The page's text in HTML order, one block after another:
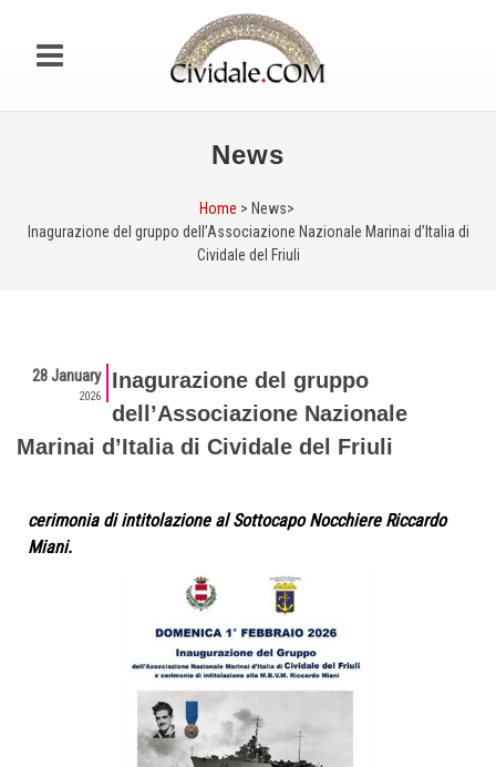
News
Home > News>
Inagurazione del gruppo dell’Associazione Nazionale Marinai d’Italia di
Cividale del Friuli
28 January
2026
Inagurazione del gruppo
dell’Associazione Nazionale
Marinai d’Italia di Cividale del Friuli
cerimonia di intitolazione al Sottocapo Nocchiere Riccardo
Miani.